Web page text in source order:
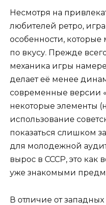
Несмотря на
любителей ретро,
особенности, которые
по вкусу. Прежде
механика игры
делает её менее
современные версии
некоторые элементы
использование
показаться слишком
для молодежной
вырос в СССР, это как
уже знакомыми
В отличие от